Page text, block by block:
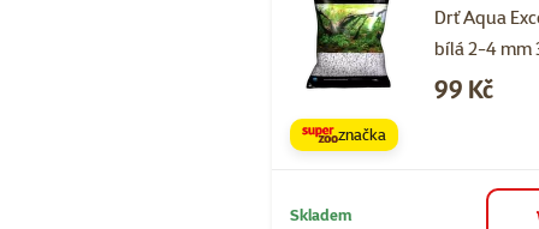
Drť Aqua
bílá 2-4 mm
Cena
99 Kč
značka
Skladem